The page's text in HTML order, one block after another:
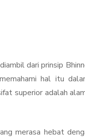
dari prinsip
hal itu
superior adalah
merasa hebat